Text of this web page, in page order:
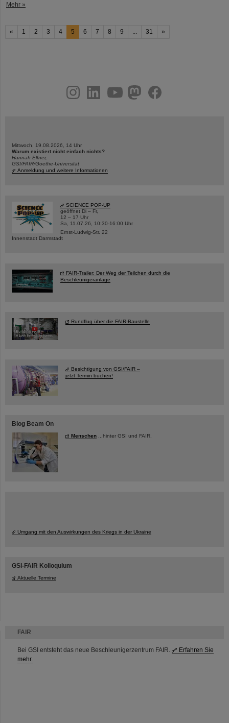
FAIR
Bei GSI entsteht das neue Beschleunigerzentrum FAIR.
Erfahren Sie
mehr.
Mehr »
« 1 2 3 4 5 6 7 8 9 31 »
youtubehelmholtz.socialfacebook
Mittwoch, 19.08.2026, 14 Uhr
Warum existiert nicht einfach nichts?
Hannah Elfner,
GSI/FAIR/Goethe-Universität
Anmeldung und weitere Informationen
SCIENCE POP-UP
geöffnet Di – Fr,
12 – 17 Uhr
Sa, 11.07.26, 10:30-16:00 Uhr
Ernst-Ludwig-Str. 22
Innenstadt Darmstadt
FAIR-Trailer: Der Weg der Teilchen durch die
Beschleunigeranlage
Rundflug über die FAIR-Baustelle
Besichtigung von GSI/FAIR –
jetzt Termin buchen!
Blog Beam On
Menschen ...hinter GSI und FAIR.
Umgang mit den Auswirkungen des Kriegs in der Ukraine
GSI-FAIR Kolloquium
Aktuelle Termine